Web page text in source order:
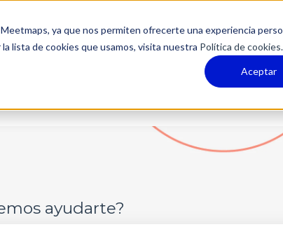
ya que nos permiten ofrecerte una experiencia
lista de cookies que usamos, visita nuestra Política de cookies.
Aceptar
ayudarte?